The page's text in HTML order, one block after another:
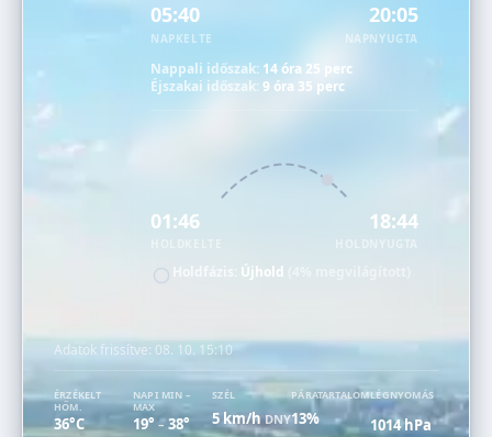
05:40
NAPKELTE
20:05
NAPNYUGTA
Nappali időszak: 14 óra 25 perc
Éjszakai időszak:9 óra 35 perc
01:46 18:44
HOLDNYUGTA
Holdfázis: Újhold
Adatok frissítve: 08. 10. 15:10
ÉRZÉKELT
HŐM.
36°C
NAPI MIN –
MAX
19° –38°
SZÉL
5 km/hDNY
PÁRATARTALOM
13%
LÉGNYOMÁS
1014 hPa